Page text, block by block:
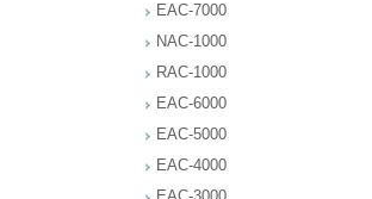
EAC-7000
NAC-1000
RAC-1000
EAC-6000
EAC-5000
EAC-4000